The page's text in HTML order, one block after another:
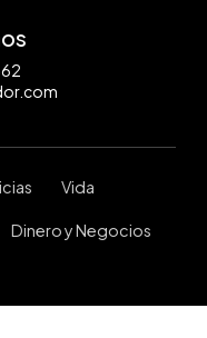
Vida
Dinero y Negocios